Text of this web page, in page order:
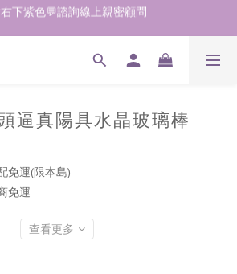
購物金  訂單商品好評再享30元購物金
下紫色💬諮詢線上親密顧問
購物金  訂單商品好評再享30元購物金
逼真陽具水晶玻璃棒
免運(限本島)
免運
查看更多